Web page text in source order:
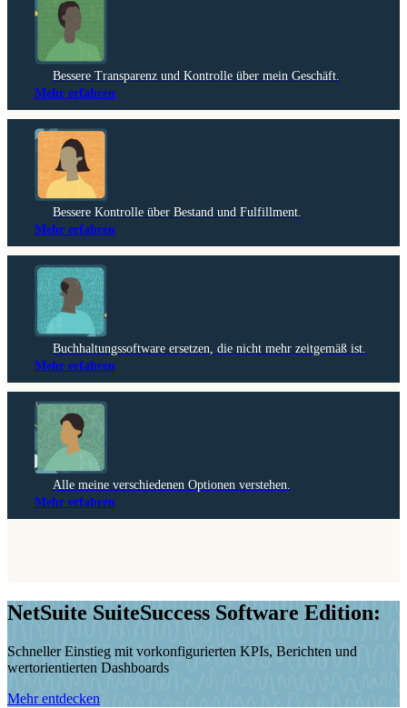
Bessere Transparenz und Kontrolle über mein Geschäft.
Mehr erfahren
Bessere Kontrolle über Bestand und Fulfillment.
Mehr erfahren
Buchhaltungssoftware ersetzen, die nicht mehr zeitgemäß ist.
Mehr erfahren
Alle meine verschiedenen Optionen verstehen.
Mehr erfahren
NetSuite SuiteSuccess Software Edition:
Schneller Einstieg mit vorkonfigurierten KPIs, Berichten und
wertorientierten Dashboards
Mehr entdecken